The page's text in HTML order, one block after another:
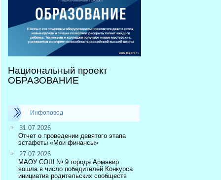
Национальный проект
ОБРАЗОВАНИЕ
Инфоповод
31.07.2026
Отчет о проведении девятого этапа
эстафеты «Мои финансы»
27.07.2026
МАОУ СОШ № 9 города Армавир
вошла в число победителей Конкурса
инициатив родительских сообществ